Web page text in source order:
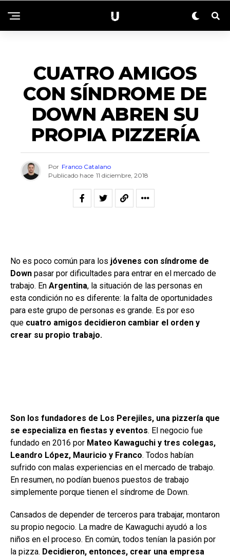
CUATRO AMIGOS
CON SÍNDROME DE
DOWN ABREN SU
PROPIA PIZZERÍA
Por Franco Catalano
Publicado hace 11 diciembre, 2018
No es poco común para los jóvenes con síndrome de
Down pasar por dificultades para entrar en el mercado de
trabajo. En Argentina, la situación de las personas en
esta condición no es diferente: la falta de oportunidades
para este grupo de personas es grande. Es por eso
que cuatro amigos decidieron cambiar el orden y
crear su propio trabajo.
Son los fundadores de Los Perejiles, una pizzería que
se especializa en fiestas y eventos. El negocio fue
fundado en 2016 por Mateo Kawaguchi y tres colegas,
Leandro López, Mauricio y Franco. Todos habían
sufrido con malas experiencias en el mercado de trabajo.
En resumen, no podían buenos puestos de trabajo
simplemente porque tienen el síndrome de Down.
Cansados de depender de terceros para trabajar, montaron
su propio negocio. La madre de Kawaguchi ayudó a los
niños en el proceso. En común, todos tenían la pasión por
la pizza. Decidieron, entonces, crear una empresa